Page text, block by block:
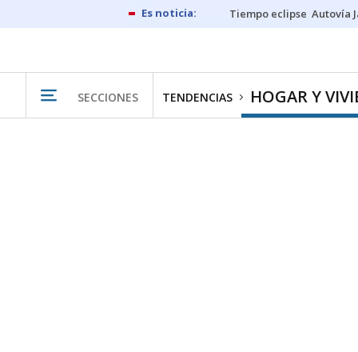
Tiempo eclipse Autovía
SECCIONES TENDENCIAS HOGAR Y